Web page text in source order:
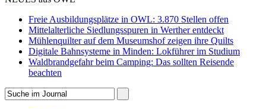
Freie Ausbildungsplätze in OWL: 3.870 Stellen offen
Mittelalterliche Siedlungsspuren in Werther entdeckt
Mühlenquilter auf dem Museumshof zeigen ihre Quilts
Digitale Bahnsysteme in Minden: Lokführer im Studium
Waldbrandgefahr beim Camping: Das sollten Reisende
beachten